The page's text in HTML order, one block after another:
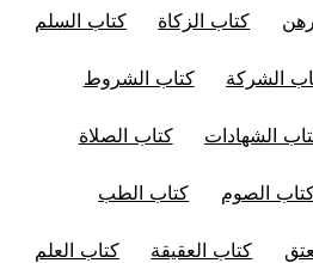
كتاب الزكاة كتاب السلم
الشركة كتاب الشروط
الشهادات كتاب الصلاة
الصوم كتاب الطب
كتاب العقيقة كتاب العلم